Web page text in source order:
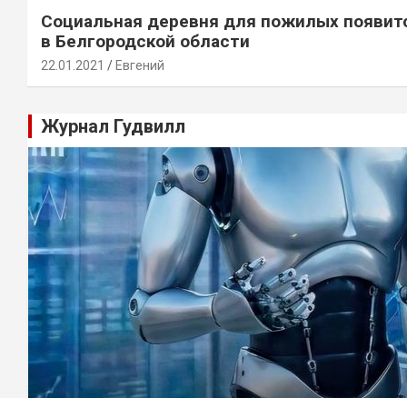
Социальная деревня для пожилых
в Белгородской области
22.01.2021 Евгений
Журнал Гудвилл